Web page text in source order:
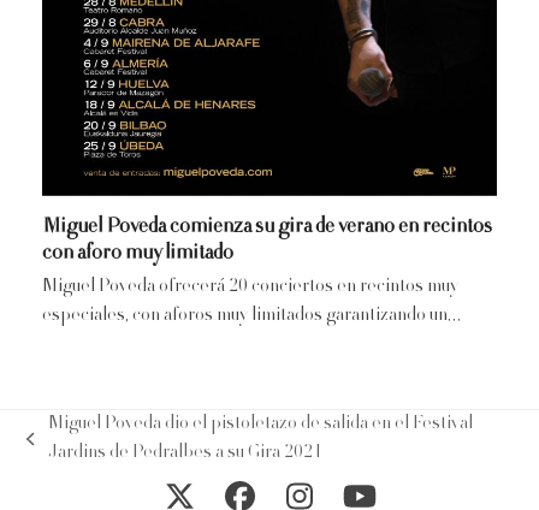
Miguel Poveda comienza su gira de verano en recintos
con aforo muy limitado
Miguel Poveda ofrecerá 20 conciertos en recintos muy
especiales, con aforos muy limitados garantizando un…
previous
Miguel Poveda dio el pistoletazo de salida en el Festival
Jardins de Pedralbes a su Gira 2021